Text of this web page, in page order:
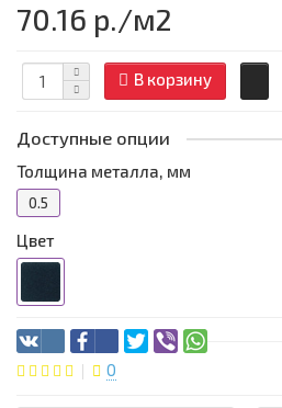
70.16 р./м2
В корзину
Доступные опции
Толщина металла, мм
0.5
Цвет
0